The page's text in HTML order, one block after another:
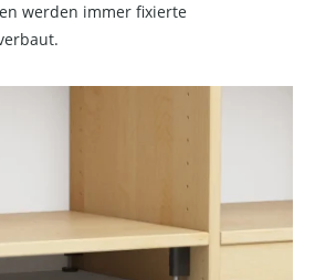
werden immer fixierte